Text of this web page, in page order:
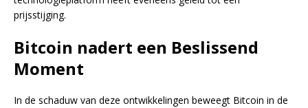
prijsstijging.
Bitcoin nadert een Beslissend
Moment
In de schaduw van deze ontwikkelingen beweegt Bitcoin in de